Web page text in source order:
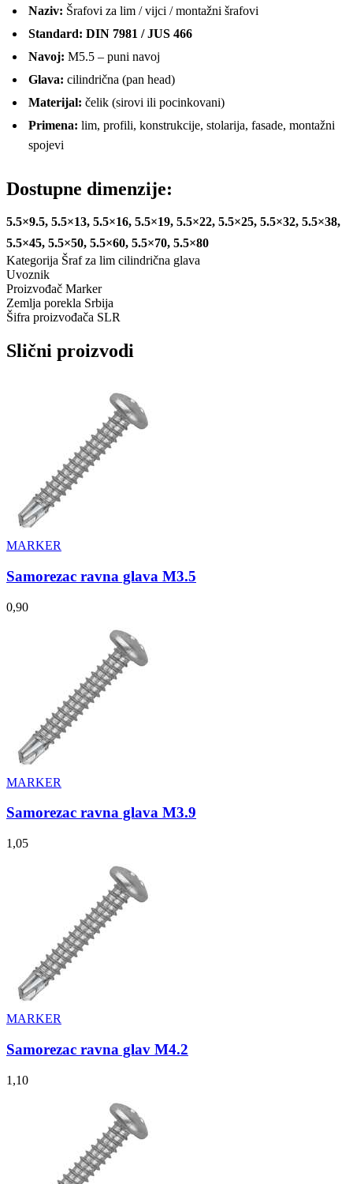
Naziv: Šrafovi za lim / vijci / montažni šrafovi
Standard: DIN 7981 / JUS 466
Navoj: M5.5 – puni navoj
Glava: cilindrična (pan head)
Materijal: čelik (sirovi ili pocinkovani)
Primena: lim, profili, konstrukcije, stolarija, fasade, montažni
spojevi
Dostupne dimenzije:
5.5×9.5, 5.5×13, 5.5×16, 5.5×19, 5.5×22, 5.5×25, 5.5×32, 5.5×38,
5.5×45, 5.5×50, 5.5×60, 5.5×70, 5.5×80
Kategorija Šraf za lim cilindrična glava
Uvoznik
Proizvođač Marker
Zemlja porekla Srbija
Šifra proizvođača SLR
Slični proizvodi
MARKER
Samorezac ravna glava M3.5
0,90
MARKER
Samorezac ravna glava M3.9
1,05
MARKER
Samorezac ravna glav M4.2
1,10